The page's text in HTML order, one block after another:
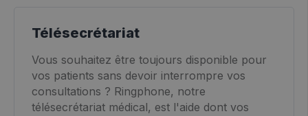
Télésecrétariat
Vous souhaitez être toujours disponible pour
vos patients sans devoir interrompre vos
consultations ? Ringphone, notre
télésecrétariat médical, est l'aide dont vos